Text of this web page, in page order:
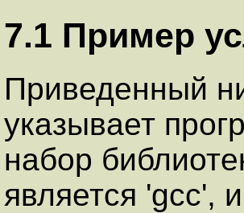
7.1 Пример
Приведенный
указывает
набор
является 'gcc',